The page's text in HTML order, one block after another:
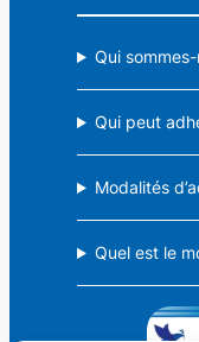
Qui
Qui peut
Modalités
Quel est le